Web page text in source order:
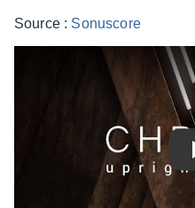
Source : Sonus­core